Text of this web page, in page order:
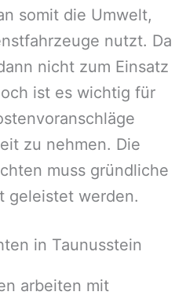
somit die Umwelt,
nutzt. Da
nicht zum Einsatz
ist es wichtig für
zu nehmen. Die
muss gründliche
geleistet werden.
in Taunusstein
arbeiten mit